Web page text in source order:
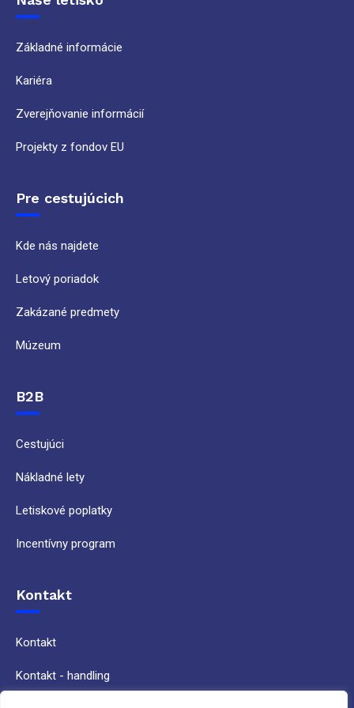
Základné informácie
Kariéra
Zverejňovanie informácií
Projekty z fondov EU
Pre cestujúcich
Kde nás najdete
Letový poriadok
Zakázané predmety
Múzeum
B2B
Cestujúci
Nákladné lety
Letiskové poplatky
Incentívny program
Kontakt
Kontakt
Kontakt - handling